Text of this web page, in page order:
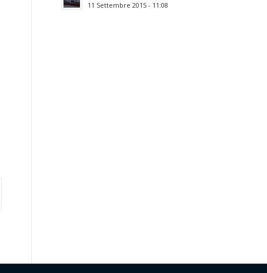
11 Settembre 2015 - 11:08